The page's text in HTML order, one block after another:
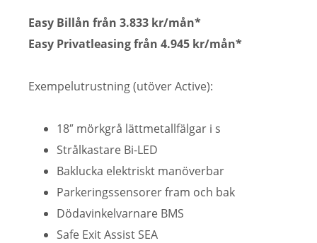
Easy Billån från 3.833 kr/mån*
Easy Privatleasing från 4.945 kr/mån*
Exempelutrustning (utöver Active):
18″ mörkgrå lättmetallfälgar i s
Strålkastare Bi-LED
Baklucka elektriskt manöverbar
Parkeringssensorer fram och bak
Dödavinkelvarnare BMS
Safe Exit Assist SEA